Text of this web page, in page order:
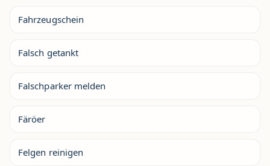
Fahrzeugschein
Falsch getankt
Falschparker melden
Färöer
Felgen reinigen